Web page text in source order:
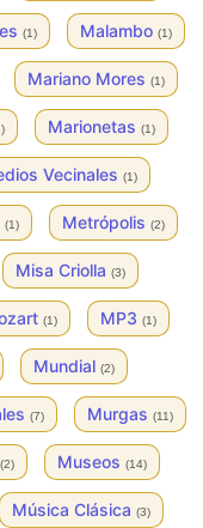
(1) Malambo (1)
Mariano Mores (1)
Marionetas (1)
Vecinales (1)
(1) Metrópolis (2)
Misa Criolla (3)
(1) MP3 (1)
Mundial (2)
(7) Murgas (11)
(2) Museos (14)
Música Clásica (3)